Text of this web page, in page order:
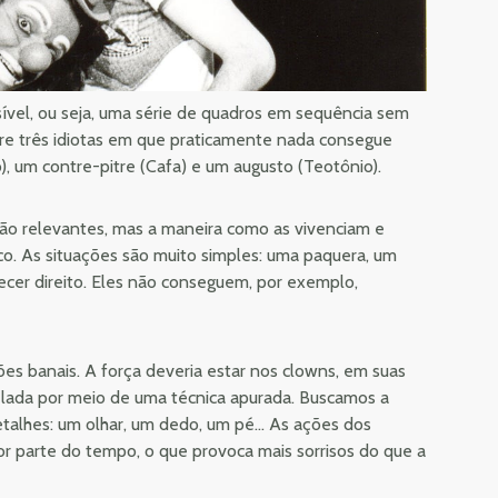
ou seja, uma série de quadros em sequência sem
três idiotas em que praticamente nada consegue
um contre-pitre (Cafa) e um augusto (Teotônio).
relevantes, mas a maneira como as vivenciam e
As situações são muito simples: uma paquera, um
direito. Eles não conseguem, por exemplo,
banais. A força deveria estar nos clowns, em suas
por meio de uma técnica apurada. Buscamos a
um olhar, um dedo, um pé... As ações dos
parte do tempo, o que provoca mais sorrisos do que a